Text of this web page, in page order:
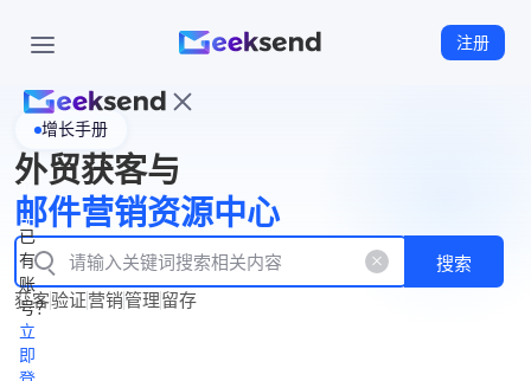
注册
页
WhatsApp
企业号
New
产
品
功
能
产
品
价
格
资
源
中
立
即
注
册
已
有
账
号？
立
即
增长手册
外贸获客与
邮件营销资源中心
搜索
获客验证营销管理留存